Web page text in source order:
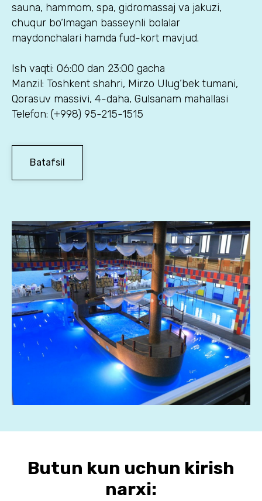
sauna, hammom, spa, gidromassaj va jakuzi,
chuqur bo‘lmagan basseynli bolalar
maydonchalari hamda fud-kort mavjud.
Ish vaqti: 06:00 dan 23:00 gacha
Manzil: Toshkent shahri, Mirzo Ulug‘bek tumani,
Qorasuv massivi, 4-daha, Gulsanam mahallasi
Telefon: (+998) 95-215-1515
Batafsil
Butun kun uchun kirish
narxi: